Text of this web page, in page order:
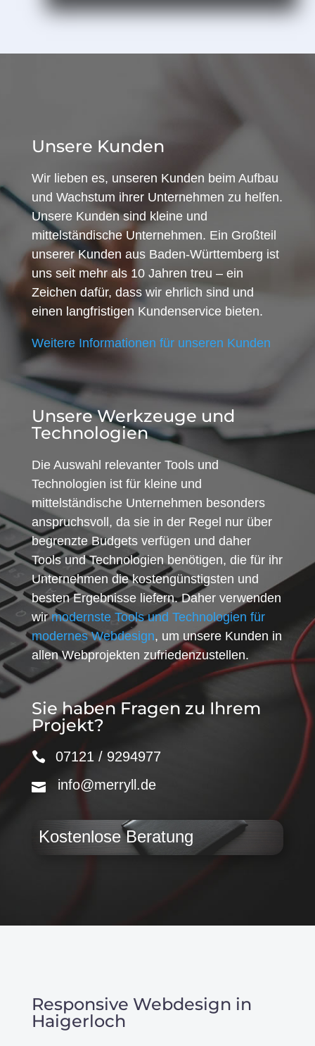
Unsere Kunden
Wir lieben es, unseren Kunden beim Aufbau
und Wachstum ihrer Unternehmen zu helfen.
Unsere Kunden sind kleine und
mittelständische Unternehmen. Ein Großteil
unserer Kunden aus Baden-Württemberg ist
uns seit mehr als 10 Jahren treu – ein
Zeichen dafür, dass wir ehrlich sind und
einen langfristigen Kundenservice bieten.
Weitere Informationen für unseren Kunden
Unsere Werkzeuge und
Technologien
Die Auswahl relevanter Tools und
Technologien ist für kleine und
mittelständische Unternehmen besonders
anspruchsvoll, da sie in der Regel nur über
begrenzte Budgets verfügen und daher
Tools und Technologien benötigen, die für ihr
Unternehmen die kostengünstigsten und
besten Ergebnisse liefern. Daher verwenden
wirmodernste Tools und Technologien für
modernes Webdesign, um unsere Kunden in
allen Webprojekten zufriedenzustellen.
Sie haben Fragen zu Ihrem
Projekt?
07121 / 9294977
info@merryll.de
Kostenlose Beratung
Responsive Webdesign in
Haigerloch